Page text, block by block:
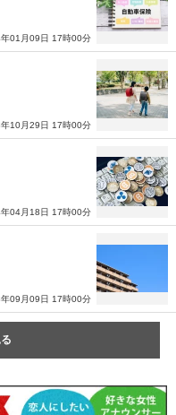
01月09日 17時00分
10月29日 17時00分
04月18日 17時00分
09月09日 17時00分